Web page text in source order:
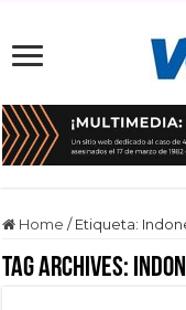
Home / Etiqueta:
Tag Archives: